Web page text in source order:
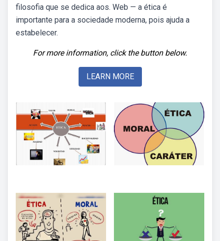
filosofia que se dedica aos. Web — a ética é
importante para a sociedade moderna, pois ajuda a
estabelecer.
For more information, click the button below.
LEARN MORE